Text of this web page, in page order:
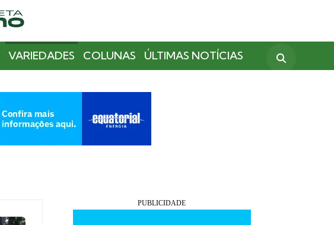
VARIEDADES COLUNAS ÚLTIMAS NOTÍCIAS